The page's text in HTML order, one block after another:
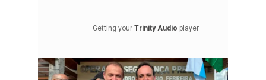
Getting your Trinity Audio player
ready...